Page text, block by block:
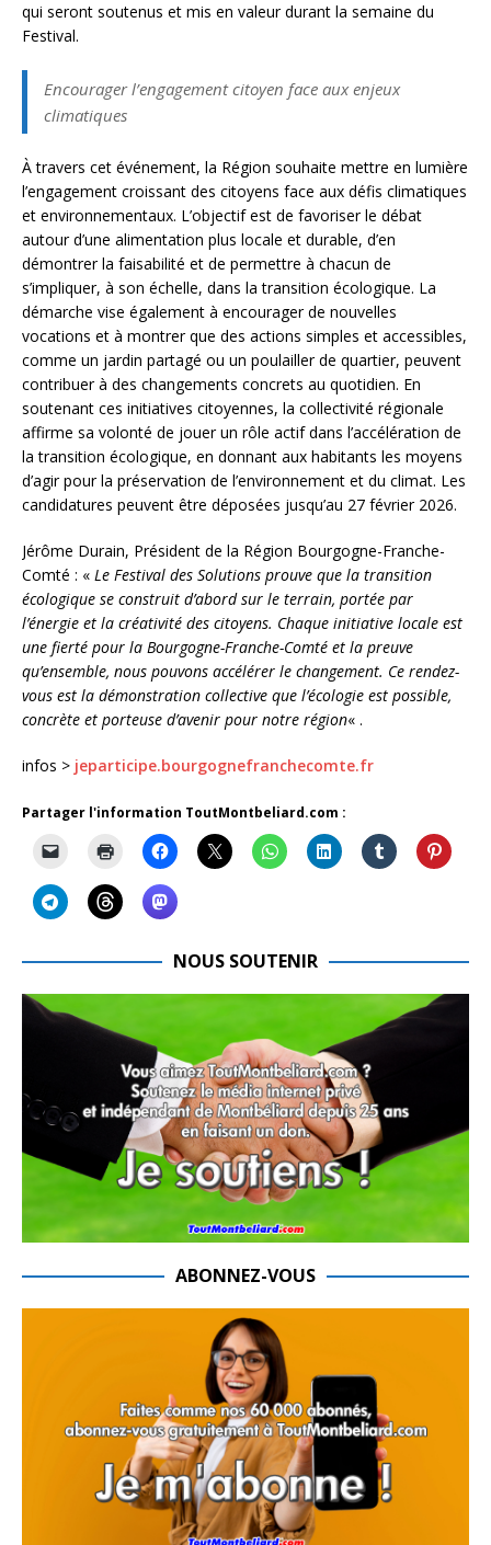
qui seront soutenus et mis en valeur durant la semaine du
Festival.
Encourager l’engagement citoyen face aux enjeux
climatiques
À travers cet événement, la Région souhaite mettre en lumière
l’engagement croissant des citoyens face aux défis climatiques
et environnementaux. L’objectif est de favoriser le débat
autour d’une alimentation plus locale et durable, d’en
démontrer la faisabilité et de permettre à chacun de
s’impliquer, à son échelle, dans la transition écologique. La
démarche vise également à encourager de nouvelles
vocations et à montrer que des actions simples et accessibles,
comme un jardin partagé ou un poulailler de quartier, peuvent
contribuer à des changements concrets au quotidien. En
soutenant ces initiatives citoyennes, la collectivité régionale
affirme sa volonté de jouer un rôle actif dans l’accélération de
la transition écologique, en donnant aux habitants les moyens
d’agir pour la préservation de l’environnement et du climat. Les
candidatures peuvent être déposées jusqu’au 27 février 2026.
Jérôme Durain, Président de la Région Bourgogne-Franche-
Comté : « Le Festival des Solutions prouve que la transition
écologique se construit d’abord sur le terrain, portée par
l’énergie et la créativité des citoyens. Chaque initiative locale est
une fierté pour la Bourgogne-Franche-Comté et la preuve
qu’ensemble, nous pouvons accélérer le changement. Ce rendez-
vous est la démonstration collective que l’écologie est possible,
concrète et porteuse d’avenir pour notre région« .
infos > jeparticipe.bourgognefranchecomte.fr
Partager l'information ToutMontbeliard.com :
NOUS SOUTENIR
ABONNEZ-VOUS